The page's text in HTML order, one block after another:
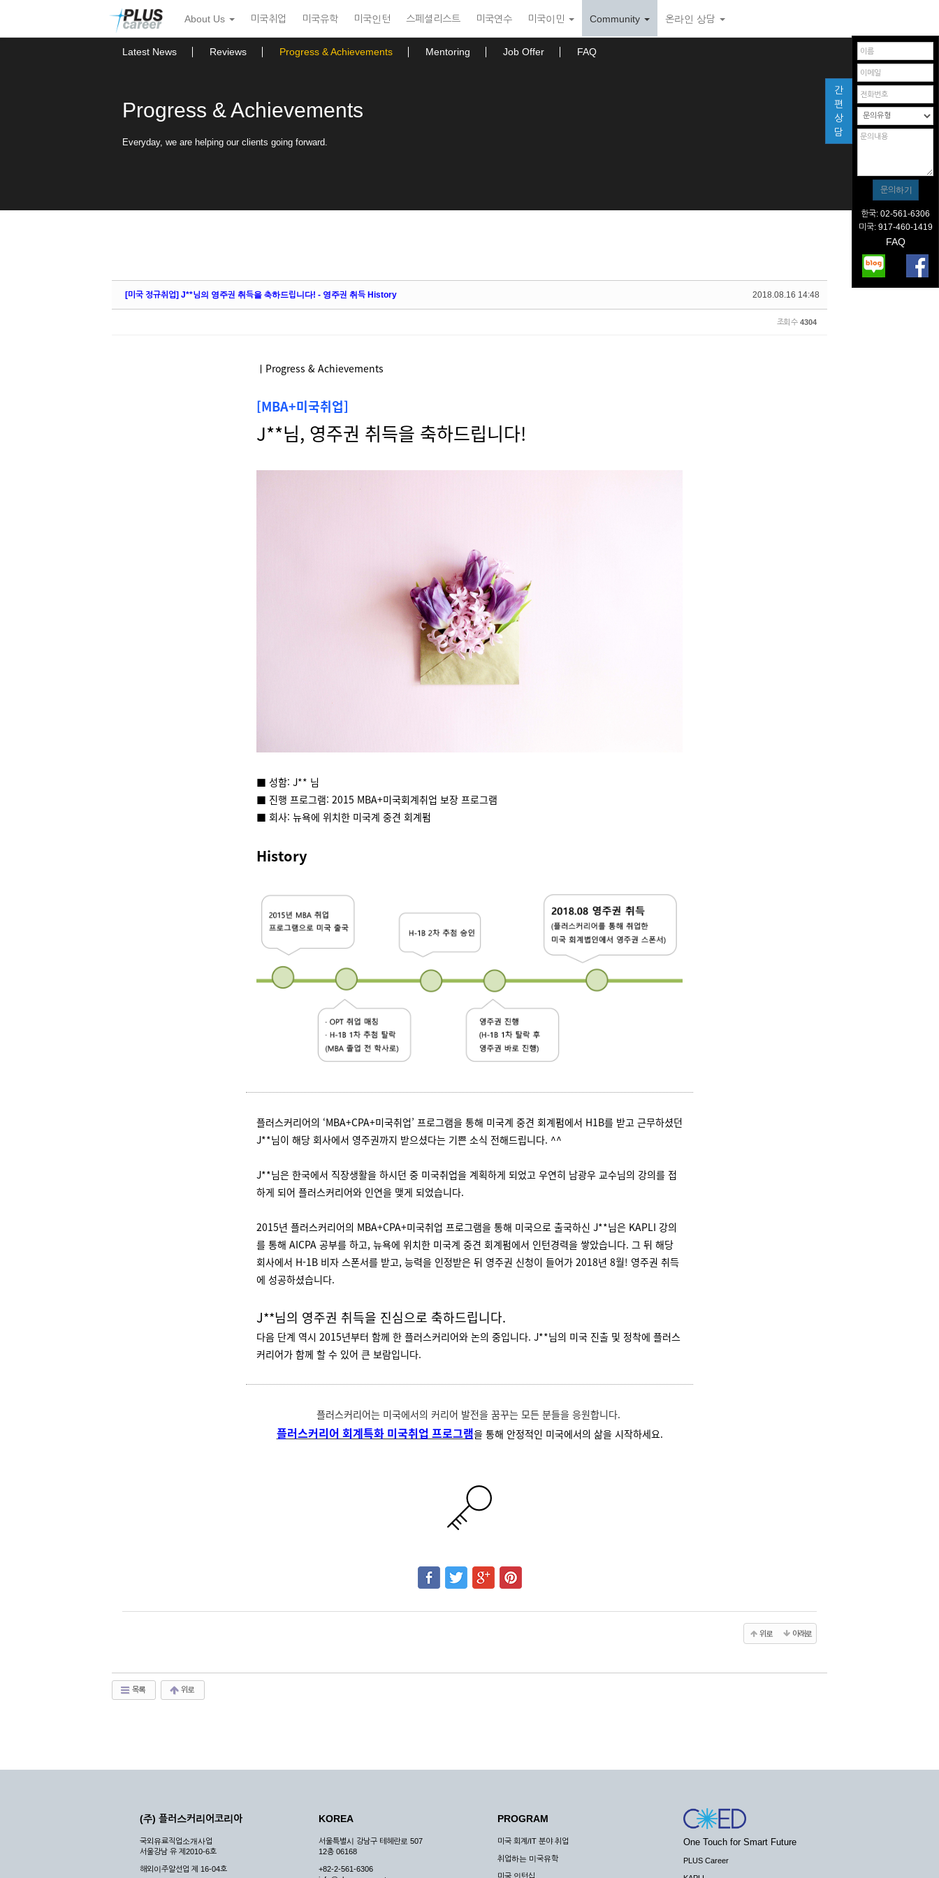
뉴
토
About Us 미국취업 미국유학 미국인턴 스페셜리스트 미국연수 미국이민 Community 온라인 상담
Latest News Reviews Progress & Achievements Mentoring Job Offer FAQ
Progress & Achievements
Everyday, we are helping our clients going forward.
2018.08.16 14:48
[미국 정규취업] J**님의 영주권 취득을 축하드립니다! - 영주권 취득 History
조회 수 4304
ㅣProgress & Achievements
[MBA+미국취업]
J**님, 영주권 취득을 축하드립니다!
■ 성함: J** 님
■ 진행 프로그램: 2015 MBA+미국회계취업 보장 프로그램
■ 회사: 뉴욕에 위치한 미국계 중견 회계펌
History
플러스커리어의 ‘MBA+CPA+미국취업’ 프로그램을 통해 미국계 중견 회계펌에서 H1B를 받고 근무하셨던
J**님이 해당 회사에서 영주권까지 받으셨다는 기쁜 소식 전해드립니다. ^^
J**님은 한국에서 직장생활을 하시던 중 미국취업을 계획하게 되었고 우연히 남광우 교수님의 강의를 접
하게 되어 플러스커리어와 인연을 맺게 되었습니다.
2015년 플러스커리어의 MBA+CPA+미국취업 프로그램을 통해 미국으로 출국하신 J**님은 KAPLI 강의
를 통해 AICPA 공부를 하고, 뉴욕에 위치한 미국계 중견 회계펌에서 인턴경력을 쌓았습니다. 그 뒤 해당
회사에서 H-1B 비자 스폰서를 받고, 능력을 인정받은 뒤 영주권 신청이 들어가 2018년 8월! 영주권 취득
에 성공하셨습니다.
J**님의 영주권 취득을 진심으로 축하드립니다.
다음 단계 역시 2015년부터 함께 한 플러스커리어와 논의 중입니다. J**님의 미국 진출 및 정착에 플러스
커리어가 함께 할 수 있어 큰 보람입니다.
플러스커리어는 미국에서의 커리어 발전을 꿈꾸는 모든 분들을 응원합니다.
플러스커리어 회계특화 미국취업 프로그램을 통해 안정적인 미국에서의 삶을 시작하세요.
위로 아래로
목록 위로
간
편
상
담
한국: 02-561-6306
미국: 917-460-1419
FAQ
(주) 플러스커리어코리아
국외유료직업소개사업
서울강남 유 제2010-6호
해외이주알선업 제 16-04호
KOREA
서울특별시 강남구 테헤란로 507
12층 06168
+82-2-561-6306
PROGRAM
미국 회계/IT 분야 취업
취업하는 미국유학
미국 인턴십
One Touch for Smart Future
PLUS Career